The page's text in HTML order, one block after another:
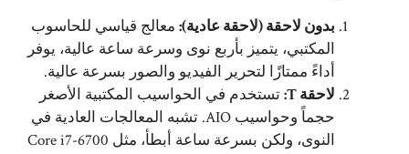
بدون لاحقة (لاحقة عادية): معالج قياسي للحاسوب
المكتبي، يتميز بأربع نوى وسرعة ساعة عالية، يوفر
أداءً ممتازًا لتحرير الفيديو والصور بسرعة عالية.
لاحقة T:
تستخدم في الحواسيب المكتبية الأصغر
حجماً وحواسيب AIO. تشبه المعالجات العادية في
النوى، ولكن بسرعة ساعة أبطأ، مثل Core i7-6700